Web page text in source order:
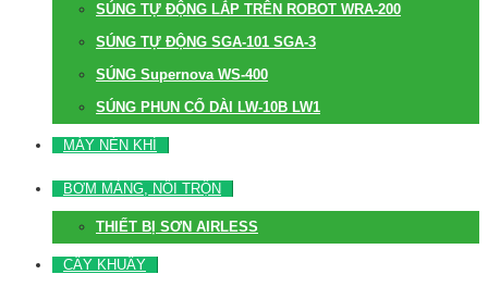
SÚNG TỰ ĐỘNG LẮP TRÊN ROBOT WRA-200
SÚNG TỰ ĐỘNG SGA-101 SGA-3
SÚNG Supernova WS-400
SÚNG PHUN CỔ DÀI LW-10B LW1
MÁY NÉN KHÍ
BƠM MÀNG, NỒI TRỘN
THIẾT BỊ SƠN AIRLESS
CÂY KHUẤY